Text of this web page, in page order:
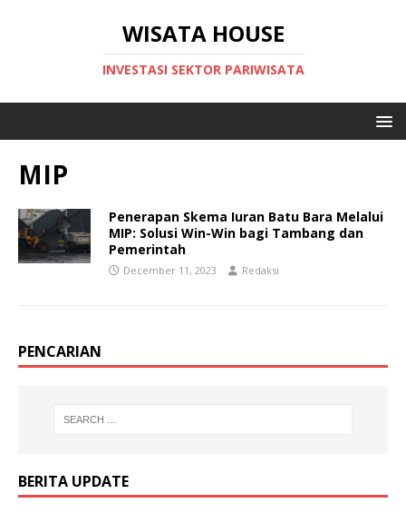
WISATA HOUSE
INVESTASI SEKTOR PARIWISATA
MIP
Penerapan Skema Iuran Batu Bara Melalui
MIP: Solusi Win-Win bagi Tambang dan
Pemerintah
December 11, 2023 Redaksi
PENCARIAN
BERITA UPDATE